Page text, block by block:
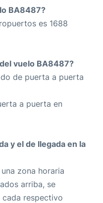
BA8487?
es 1688
vuelo BA8487?
de puerta a puerta
a puerta en
y el de llegada en la
zona horaria
arriba, se
cada respectivo